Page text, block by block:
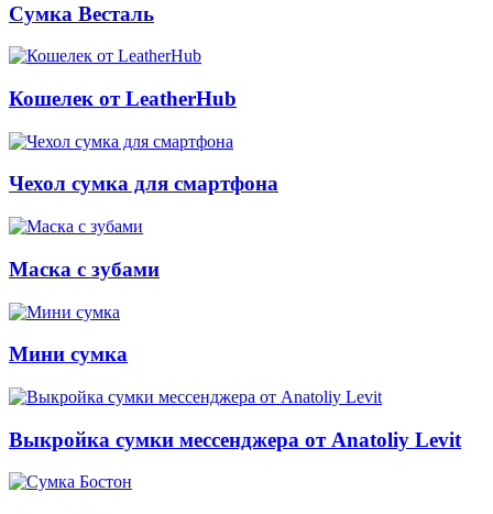
Сумка Весталь
Кошелек от LeatherHub
Чехол сумка для смартфона
Маска с зубами
Мини сумка
Выкройка сумки мессенджера от Anatoliy Levit